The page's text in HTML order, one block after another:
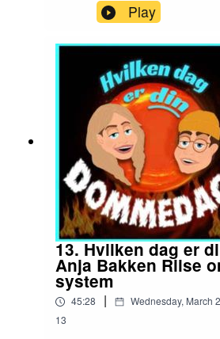
Play
13. Hvilken dag er
Anja Bakken Riise
system
45:28 | Wednesday, March
13